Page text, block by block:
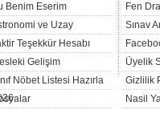
Benim Eserim
ve Uzay
Teşekkür Hesabı
Gelişim
Nöbet Listesi Hazırla
Fen
Sınav
Üyelik
Gizlilik
Nasil